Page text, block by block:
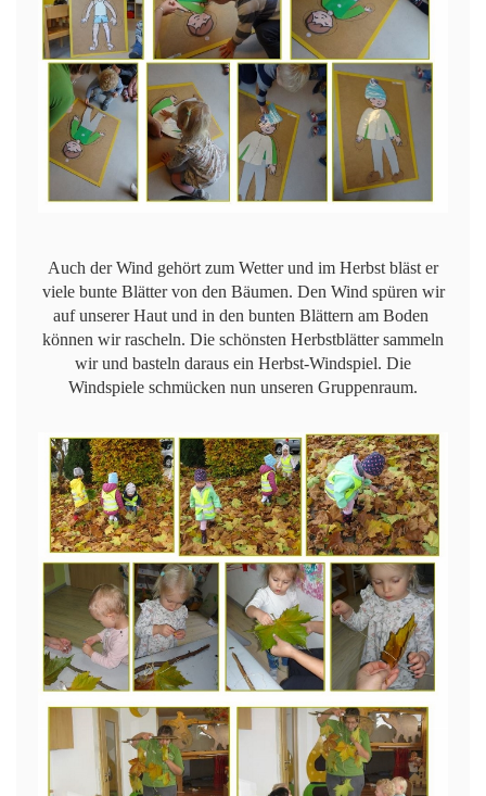
Auch der Wind gehört zum Wetter und im Herbst bläst er
viele bunte Blätter von den Bäumen. Den Wind spüren wir
auf unserer Haut und in den bunten Blättern am Boden
können wir rascheln. Die schönsten Herbstblätter sammeln
wir und basteln daraus ein Herbst-Windspiel. Die
Windspiele schmücken nun unseren Gruppenraum.